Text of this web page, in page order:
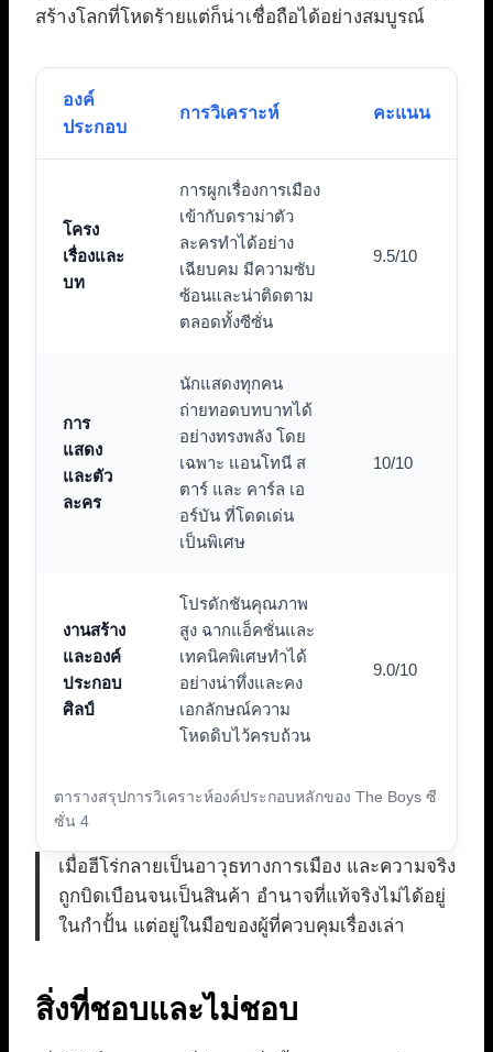
สร้างโลกที่โหดร้ายแต่ก็น่าเชื่อถือได้อย่างสมบูรณ์
ตารางสรุปการวิเคราะห์องค์ประกอบหลักของ The Boys ซี
ซั่น 4
องค์
ประกอบ
การวิเคราะห์ คะแนน
โครง
เรื่องและ
บท
การผูกเรื่องการเมือง
เข้ากับดราม่าตัว
ละครทำได้อย่าง
เฉียบคม มีความซับ
ซ้อนและน่าติดตาม
ตลอดทั้งซีซั่น
9.5/10
การ
แสดง
และตัว
ละคร
นักแสดงทุกคน
ถ่ายทอดบทบาทได้
อย่างทรงพลัง โดย
เฉพาะ แอนโทนี ส
ตาร์ และ คาร์ล เอ
อร์บัน ที่โดดเด่น
เป็นพิเศษ
10/10
งานสร้าง
และองค์
ประกอบ
ศิลป์
โปรดักชันคุณภาพ
สูง ฉากแอ็คชั่นและ
เทคนิคพิเศษทำได้
อย่างน่าทึ่งและคง
เอกลักษณ์ความ
โหดดิบไว้ครบถ้วน
9.0/10
เมื่อฮีโร่กลายเป็นอาวุธทางการเมือง และความจริง
ถูกบิดเบือนจนเป็นสินค้า อำนาจที่แท้จริงไม่ได้อยู่
ในกำปั้น แต่อยู่ในมือของผู้ที่ควบคุมเรื่องเล่า
สิ่งที่ชอบและไม่ชอบ